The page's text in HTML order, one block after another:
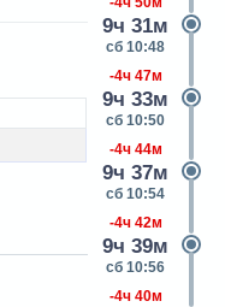
9ч 31м
сб 10:48
-4ч 47м
9ч 33м
сб 10:50
-4ч 44м
9ч 37м
сб 10:54
-4ч 42м
9ч 39м
сб 10:56
-4ч 40м